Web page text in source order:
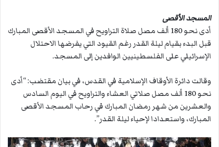
المسجد الأقصى
أدى نحو 180 ألف مصل صلاة التراويح في المسجد الأقصى المبارك
قبل البدء بقيام ليلة القدر رغم القيود التي يفرضها الاحتلال
الإسرائيلي على الفلسطينيين الوافدين إلى المسجد.
وقالت دائرة الأوقاف الإسلامية في القدس، في بيان مقتضب: “أدى
نحو 180 ألف مصل صلاتي العشاء والتراويح في اليوم السادس
والعشرين من شهر رمضان المبارك في رحاب المسجد الأقصى
المبارك، واستعدادا لإحياء ليلة القدر”.